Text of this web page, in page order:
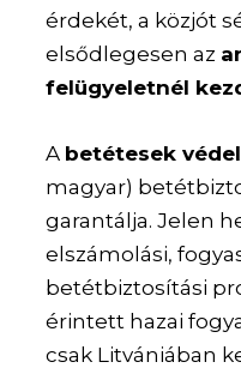
érdekét, a közjót
elsődlegesen az
felügyeletnél
A betétesek
magyar)
garantálja. Jelen
elszámolási,
betétbiztosítási
érintett hazai
csak Litvániában